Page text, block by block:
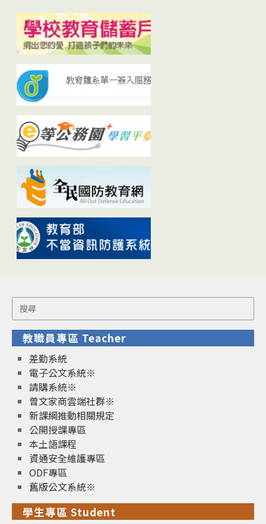
Search
for:
教職員專區 Teacher
差勤系統
電子公文系統※
請購系統※
曾文家商雲端社群※
新課綱推動相關規定
公開授課專區
本土語課程
資通安全維護專區
ODF專區
舊版公文系統※
學生專區 Student